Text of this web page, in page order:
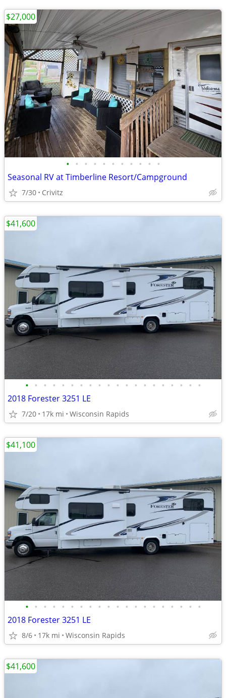
• • • • • • • • • • •
Seasonal RV at Timberline Resort/Campground
7/30 Crivitz
$27,000
• • • • • • • • • • • • • • • • • • • •
2018 Forester 3251 LE
7/20 17k mi Wisconsin Rapids
$41,600
• • • • • • • • • • • • • • • • • • • •
2018 Forester 3251 LE
8/6 17k mi Wisconsin Rapids
$41,100
$41,600